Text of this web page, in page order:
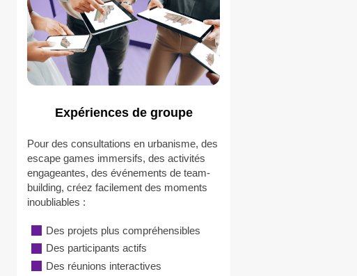
Expériences de groupe
Pour des consultations en urbanisme, des
escape games immersifs, des activités
engageantes, des événements de team-
building, créez facilement des moments
inoubliables :
Des projets plus compréhensibles
Des participants actifs
Des réunions interactives